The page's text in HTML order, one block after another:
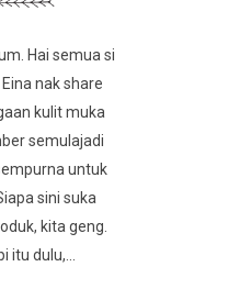
Hai semua si
nak share
kulit muka
semulajadi
untuk
sini suka
kita geng.
itu dulu,...